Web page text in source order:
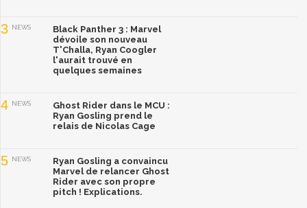
3 NEWS
Black Panther 3 : Marvel
dévoile son nouveau
T'Challa, Ryan Coogler
l'aurait trouvé en
quelques semaines
4 NEWS
Ghost Rider dans le MCU :
Ryan Gosling prend le
relais de Nicolas Cage
5 NEWS
Ryan Gosling a convaincu
Marvel de relancer Ghost
Rider avec son propre
pitch ! Explications.